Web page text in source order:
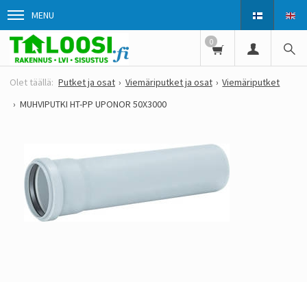
MENU
0
Putket ja osat Viemäriputket ja osat
Viemäriputket
MUHVIPUTKI HT-PP UPONOR 50X3000